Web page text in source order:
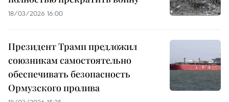
18/03/2026 16:00
Президент Трамп предложил
союзникам самостоятельно
обеспечивать безопасность
Ормузского пролива